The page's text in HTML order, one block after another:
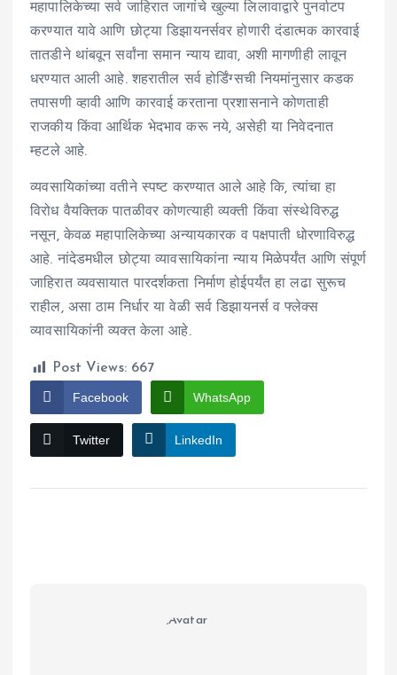
महापालिकेच्या सर्व जाहिरात जागांचे खुल्या लिलावाद्वारे पुनर्वाटप
करण्यात यावे आणि छोट्या डिझायनर्सवर होणारी दंडात्मक कारवाई
तातडीने थांबवून सर्वांना समान न्याय द्यावा, अशी मागणीही लावून
धरण्यात आली आहे. शहरातील सर्व होर्डिंग्सची नियमांनुसार कडक
तपासणी व्हावी आणि कारवाई करताना प्रशासनाने कोणताही
राजकीय किंवा आर्थिक भेदभाव करू नये, असेही या निवेदनात
म्हटले आहे.
व्यवसायिकांच्या वतीने स्पष्ट करण्यात आले आहे कि, त्यांचा हा
विरोध वैयक्तिक पातळीवर कोणत्याही व्यक्ती किंवा संस्थेविरुद्ध
नसून, केवळ महापालिकेच्या अन्यायकारक व पक्षपाती धोरणाविरुद्ध
आहे. नांदेडमधील छोट्या व्यावसायिकांना न्याय मिळेपर्यंत आणि संपूर्ण
जाहिरात व्यवसायात पारदर्शकता निर्माण होईपर्यंत हा लढा सुरूच
राहील, असा ठाम निर्धार या वेळी सर्व डिझायनर्स व फ्लेक्स
व्यावसायिकांनी व्यक्त केला आहे.
Post Views: 667
Facebook WhatsApp
Twitter LinkedIn